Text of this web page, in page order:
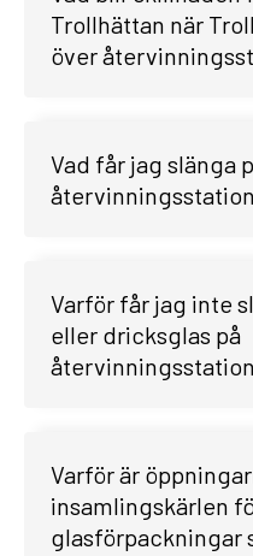
Trollhättan när
över
Vad får jag slänga
Varför får jag inte
eller dricksglas på
Varför är
insamlingskärlen
glasförpackningar